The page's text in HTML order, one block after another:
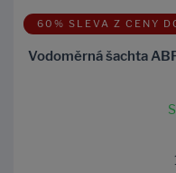
60% SLEVA Z CENY
Vodoměrná šachta